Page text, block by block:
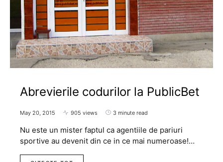
Abrevierile codurilor la PublicBet
May 20, 2015 905 views 3 minute read
Nu este un mister faptul ca agentiile de pariuri
sportive au devenit din ce in ce mai numeroase!…